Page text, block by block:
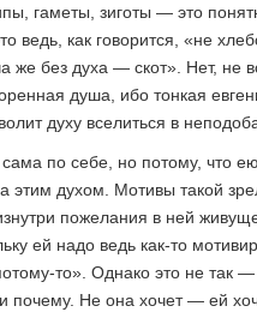
гаметы, зиготы — это
ведь, как говорится, «не
без духа — скот». Нет, не
душа, ибо тонкая
духу вселиться в
по себе, но потому, что
этим духом. Мотивы такой
пожелания в ней
ей надо ведь как-то
то». Однако это не так
почему. Не она хочет — ей